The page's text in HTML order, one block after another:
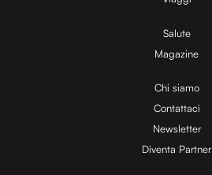
Salute
Magazine
Chi siamo
Contattaci
Newsletter
Diventa Partner